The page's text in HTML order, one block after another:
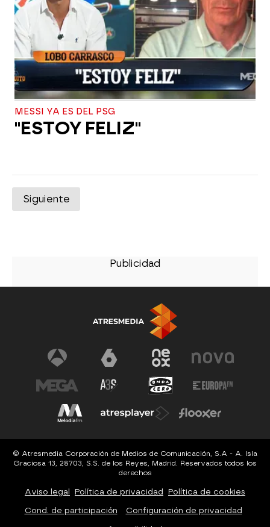
MESSI YA ES DEL PSG
"ESTOY FELIZ"
Siguiente
© Atresmedia Corporación de Medios de Comunicación, S.A - A. Isla
Graciosa 13, 28703, S.S. de los Reyes, Madrid. Reservados todos los
derechos
Aviso legal Política de privacidad Política de cookies
Cond. de participación Configuración de privacidad